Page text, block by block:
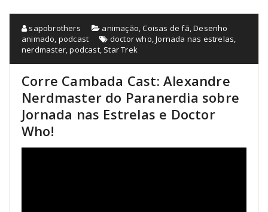
sapobrothers animação,Coisas de fã,Desenho
animado, podcast doctor who,Jornada nas estrelas,
nerdmaster,podcast, Star Trek
Corre Cambada Cast: Alexandre
Nerdmaster do Paranerdia sobre
Jornada nas Estrelas e Doctor
Who!